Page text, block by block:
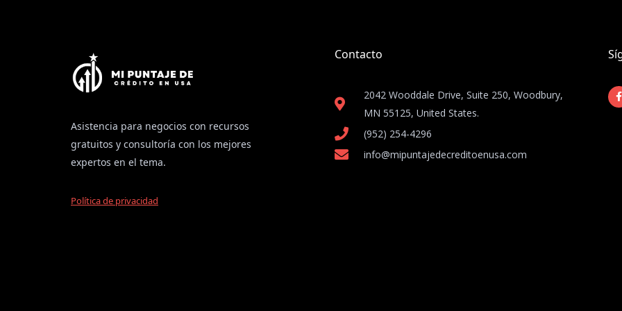
Asistencia para negocios con recursos
gratuitos y consultoría con los mejores
expertos en el tema.
Política de privacidad
Contacto
2042 Wooddale Drive, Suite 250, Woodbury,
MN 55125, United States​.
(952) 254-4296
info@mipuntajedecreditoenusa.com
a
c